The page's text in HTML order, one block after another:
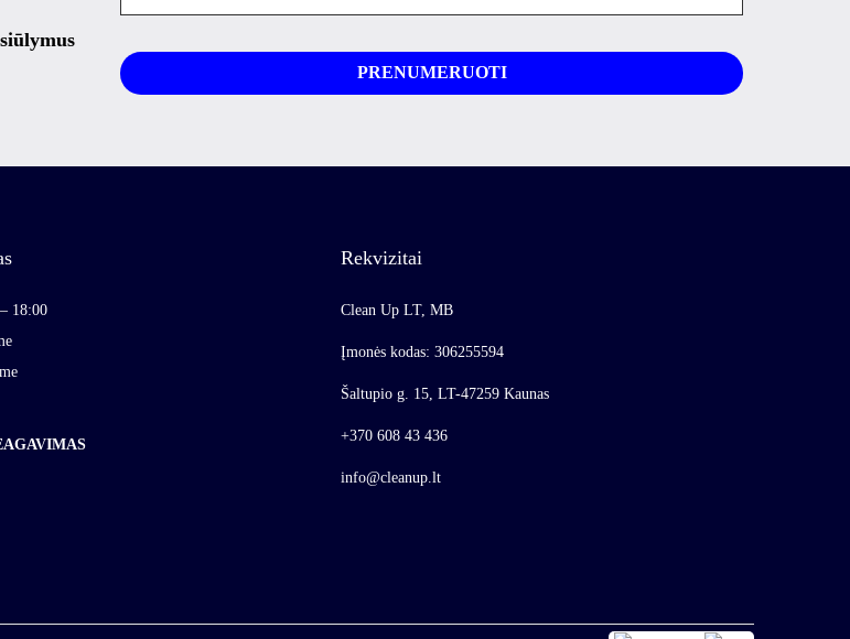
18:00
Rekvizitai
Clean Up LT, MB
Įmonės kodas: 306255594
Šaltupio g. 15, LT-47259 Kaunas
+370 608 43 436
info@cleanup.lt